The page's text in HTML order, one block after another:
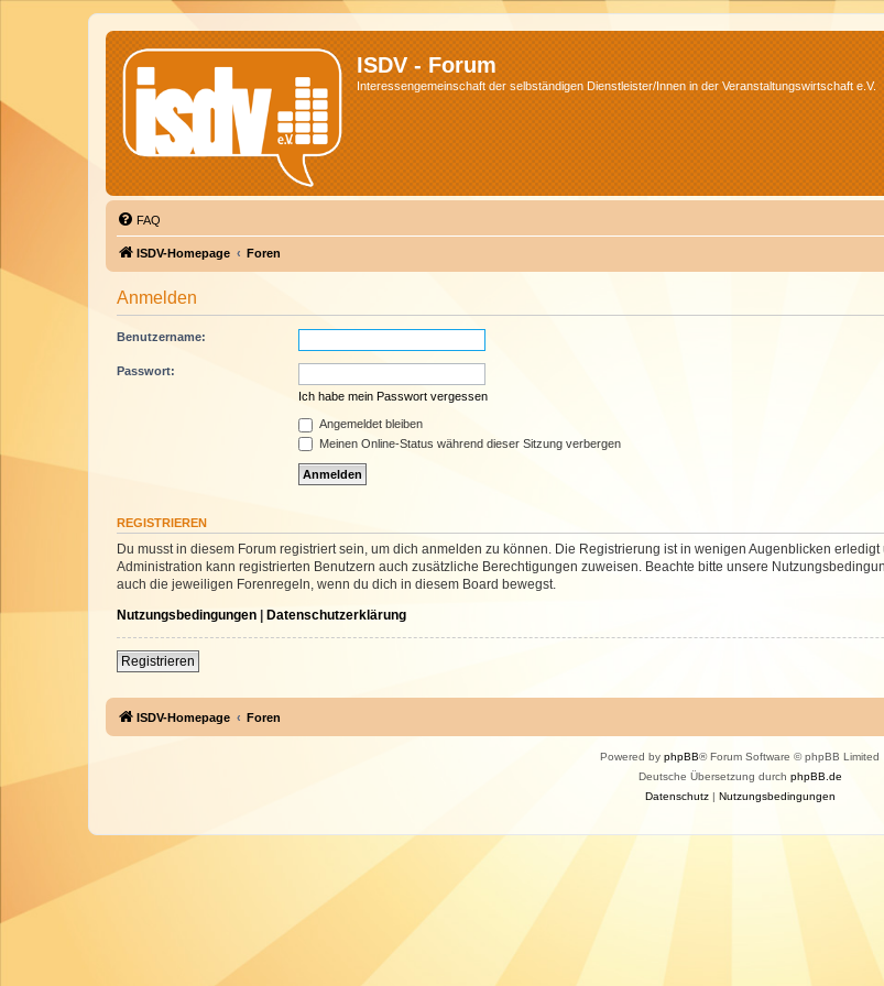
ISDV - Forum
Interessengemeinschaft der selbständigen Dienstleister/Innen in der Veranstaltungswirtschaft e.V.
FAQ
ISDV-Homepage Foren
Anmelden
Benutzername:
Passwort:
Ich habe mein Passwort vergessen
Angemeldet bleiben
Meinen Online-Status während dieser Sitzung verbergen
REGISTRIEREN
Du musst in diesem Forum registriert sein, um dich anmelden zu können. Die Registrierung ist in wenigen Augenblicken
Administration kann registrierten Benutzern auch zusätzliche Berechtigungen zuweisen. Beachte bitte unsere
auch die jeweiligen Forenregeln, wenn du dich in diesem Board bewegst.
Nutzungsbedingungen | Datenschutzerklärung
Registrieren
ISDV-Homepage Foren
Powered by phpBB® Forum Software © phpBB Limited
Deutsche Übersetzung durch phpBB.de
Datenschutz| Nutzungsbedingungen